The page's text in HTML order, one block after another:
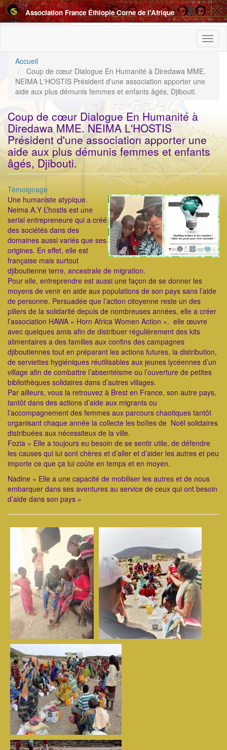
Aller
au
contenu
Association France Éthiopie Corne de l'Afrique
Accueil
Coup de cœur Dialogue En Humanité à Diredawa MME.
NEIMA L'HOSTIS Président d'une association apporter une
aide aux plus démunis femmes et enfants âgés, Djibouti.
Coup de cœur Dialogue En Humanité à
Diredawa MME. NEIMA L'HOSTIS
Président d'une association apporter une
aide aux plus démunis femmes et enfants
âgés, Djibouti.
Catégorie
Témoignage
ImageenAvant
Une humaniste atypique.
Neima A.Y L’hostis est une
serial entrepreneure qui a créé
des sociétés dans des
domaines aussi variés que ses
origines. En effet, elle est
française mais surtout
djiboutienne terre, ancestrale de migration.
Pour elle, entreprendre est aussi une façon de se donner les
moyens de venir en aide aux populations de son pays sans l’aide
de personne. Persuadée que l’action citoyenne reste un des
piliers de la solidarité depuis de nombreuses années, elle a créer
l’association HAWA « Horn Africa Women Action ». elle œuvre
avec quelques amis afin de distribuer régulièrement des kits
alimentaires a des familles aux confins des campagnes
djiboutiennes tout en préparant les actions futures, la distribution,
de serviettes hygiéniques réutilisables aux jeunes lycéennes d’un
village afin de combattre l’absentéisme ou l’ouverture de petites
bibliothèques solidaires dans d’autres villages.
Par ailleurs, vous la retrouvez à Brest en France, son autre pays,
tantôt dans des actions d’aide aux migrants ou
l’accompagnement des femmes aux parcours chaotiques tantôt
organisant chaque année la collecte les boîtes de Noël solidaires
distribuées aux nécessiteux de la ville.
Fozia « Elle a toujours eu besoin de se sentir utile, de défendre
les causes qui lui sont chères et d’aller et d’aider les autres et peu
importe ce que ça lui coûte en temps et en moyen.
Nadine « Elle a une capacité de mobiliser les autres et de nous
embarquer dans ses aventures au service de ceux qui ont besoin
d’aide dans son pays »